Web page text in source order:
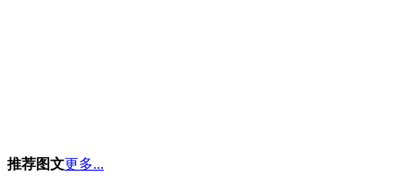
推荐图文更多...